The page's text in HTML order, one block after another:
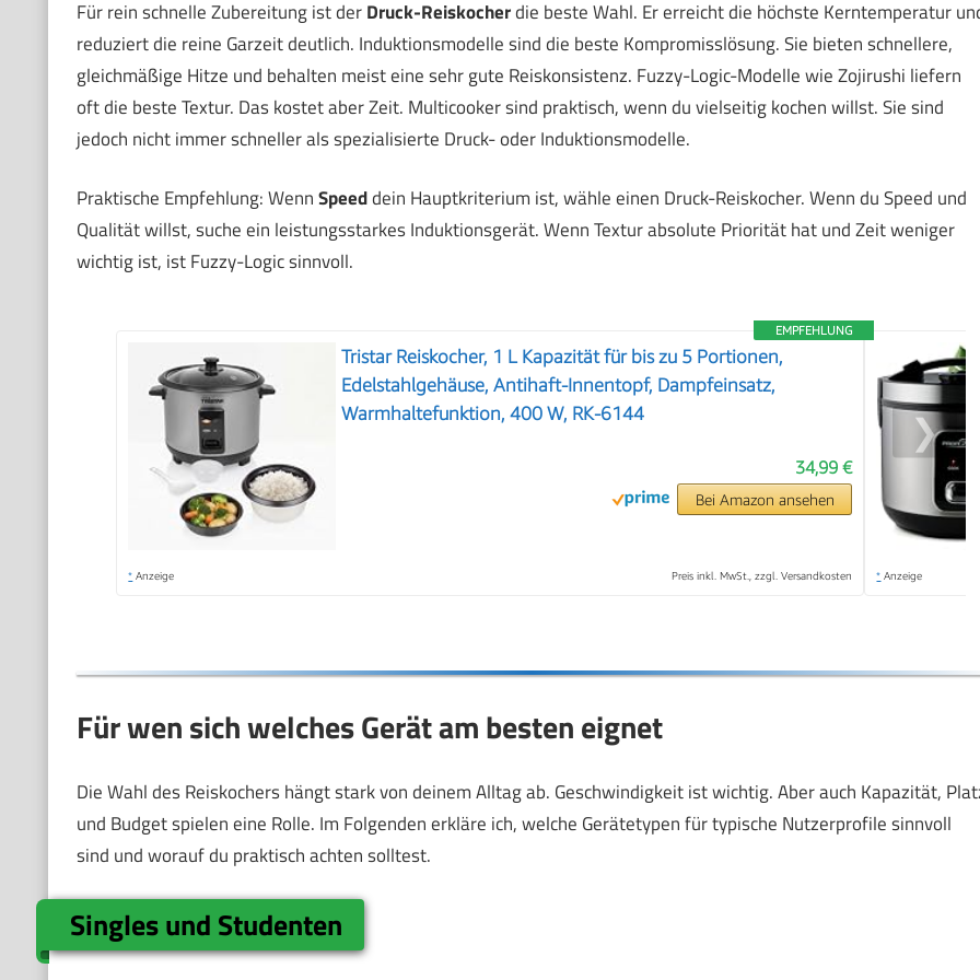
Für rein schnelle Zubereitung ist derDruck-Reiskocherdie beste Wahl. Er erreicht die höchste Kerntemperatur
reduziert die reine Garzeit deutlich. Induktionsmodelle sind die beste Kompromisslösung. Sie bieten schnellere,
gleichmäßige Hitze und behalten meist eine sehr gute Reiskonsistenz. Fuzzy-Logic-Modelle wie Zojirushi liefern
oft die beste Textur. Das kostet aber Zeit. Multicooker sind praktisch, wenn du vielseitig kochen willst. Sie sind
jedoch nicht immer schneller als spezialisierte Druck- oder Induktionsmodelle.
Praktische Empfehlung: WennSpeeddein Hauptkriterium ist, wähle einen Druck-Reiskocher. Wenn du Speed und
Qualität willst, suche ein leistungsstarkes Induktionsgerät. Wenn Textur absolute Priorität hat und Zeit weniger
wichtig ist, ist Fuzzy-Logic sinnvoll.
EMPFEHLUNG
Tristar Reiskocher, 1 L Kapazität für bis zu 5 Portionen,
Edelstahlgehäuse, Antihaft-Innentopf, Dampfeinsatz,
Warmhaltefunktion, 400 W, RK-6144
34,99 €
Bei Amazon ansehen
* Anzeige Preis inkl. MwSt., zzgl. Versandkosten * Anzeige
❯
Für wen sich welches Gerät am besten eignet
Die Wahl des Reiskochers hängt stark von deinem Alltag ab. Geschwindigkeit ist wichtig. Aber auch Kapazität,
und Budget spielen eine Rolle. Im Folgenden erkläre ich, welche Gerätetypen für typische Nutzerprofile sinnvoll
sind und worauf du praktisch achten solltest.
Singles und Studenten